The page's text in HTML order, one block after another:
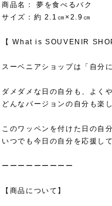
商品名： 夢を食べるバク
サイズ：約 2.1㎝×2.9㎝
【 What is SOUVENIR
スーベニアショップは「自分
ダメダメな日の自分も、よく
どんなバージョンの自分も楽
このワッペンを付けた日の自分
いつでも今日の自分を応援し
ーーーーーーーーー
【商品について】